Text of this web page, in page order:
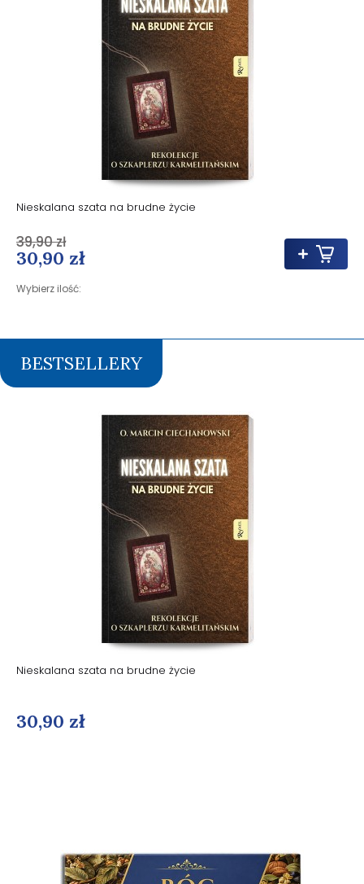
Nieskalana szata na brudne życie
30,90 zł
Wybierz ilość:
39,90 zł
BESTSELLERY
Nieskalana szata na brudne życie
30,90 zł